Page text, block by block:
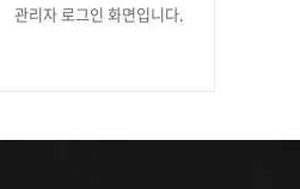
관리자 로그인 화면입니다.